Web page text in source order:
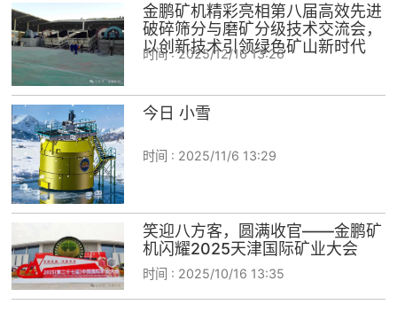
金鹏矿机精彩亮相第八届高效先进
破碎筛分与磨矿分级技术交流会，
以创新技术引领绿色矿山新时代
时间 :2025/12/16 13:26
今日 小雪
时间 : 2025/11/6 13:29
笑迎八方客，圆满收官——金鹏矿
机闪耀2025天津国际矿业大会
时间 : 2025/10/16 13:35